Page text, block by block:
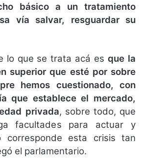
básico a un tratamiento
vía salvar, resguardar su
lo que se trata acá esque la
superior que esté por sobre
hemos cuestionado, con
que establece el mercado,
privada, sobre todo, que
facultades para actuar y
corresponde esta crisis tan
el parlamentario.